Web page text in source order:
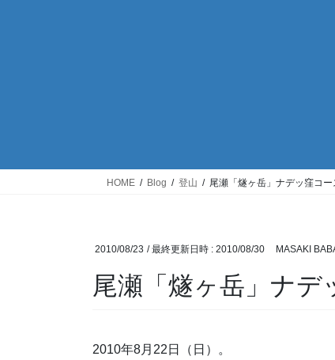
HOME Blog 登山 尾瀬「燧ヶ岳」ナデッ窪コ
2010/08/23 / 最終更新日時 : 2010/08/30 MASAKI
尾瀬「燧ヶ岳」ナデ
2010年8月22日（日）。